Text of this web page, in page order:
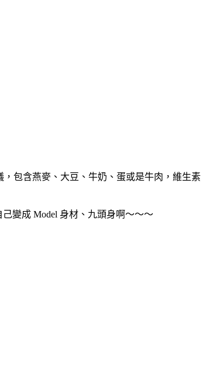
包含燕麥、大豆、牛奶、蛋或是牛肉，維生素
己變成 Model 身材、九頭身啊～～～